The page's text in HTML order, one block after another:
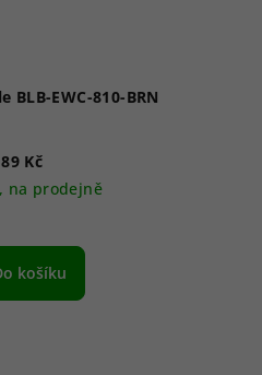
BLB-EWC-810-BRN
Kč
na prodejně
košíku